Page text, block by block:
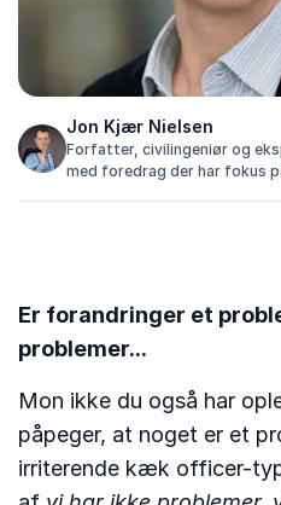
Jon Kjær Nielsen
Forfatter, civilingeniør og
med foredrag der har fokus
Er forandringer et
problemer...
Mon ikke du også har
påpeger, at noget er et
irriterende kæk officer-